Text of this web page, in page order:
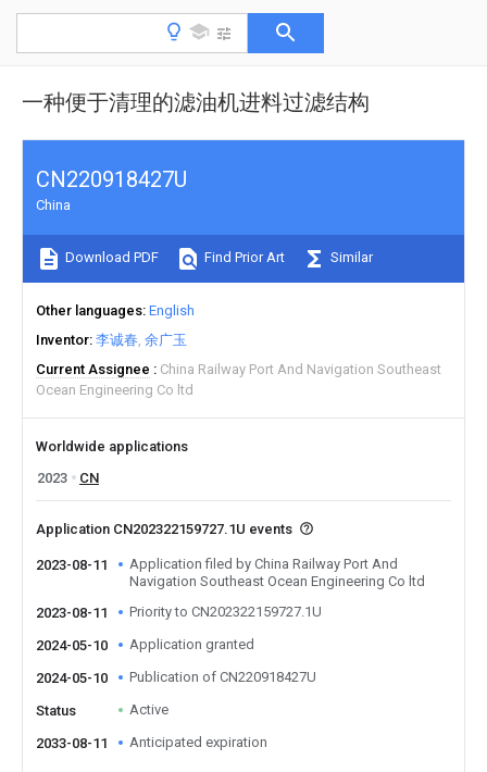
一种便于清理的滤油机进料过滤结构
CN220918427U
China
Download PDF Find Prior Art Similar
Other languages English
Inventor 李诚春 余广玉
Current Assignee
China Railway Port And Navigation Southeast
Ocean Engineering Co ltd
Worldwide applications
2023
CN
Application CN202322159727.1U events
2023-08-11
Application filed by China Railway Port And
Navigation Southeast Ocean Engineering Co ltd
2023-08-11
Priority to CN202322159727.1U
2024-05-10 Application granted
2024-05-10 Publication of CN220918427U
Status Active
2033-08-11 Anticipated expiration